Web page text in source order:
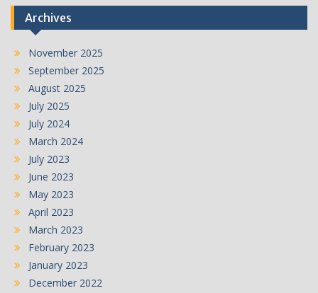
Archives
November 2025
September 2025
August 2025
July 2025
July 2024
March 2024
July 2023
June 2023
May 2023
April 2023
March 2023
February 2023
January 2023
December 2022